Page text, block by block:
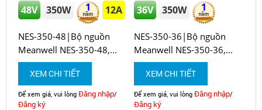
48V 350W 1 12A
NES-350-48|Bộ nguồn
Meanwell NES-350-48,...
XEM CHI TIẾT
Để xem giá, vui lòng Đăng nhập/
Đăng ký
36V 350W 1
NES-350-36|Bộ nguồn
Meanwell NES-350-36,...
XEM CHI TIẾT
Để xem giá, vui lòng Đăng nhập/
Đăng ký